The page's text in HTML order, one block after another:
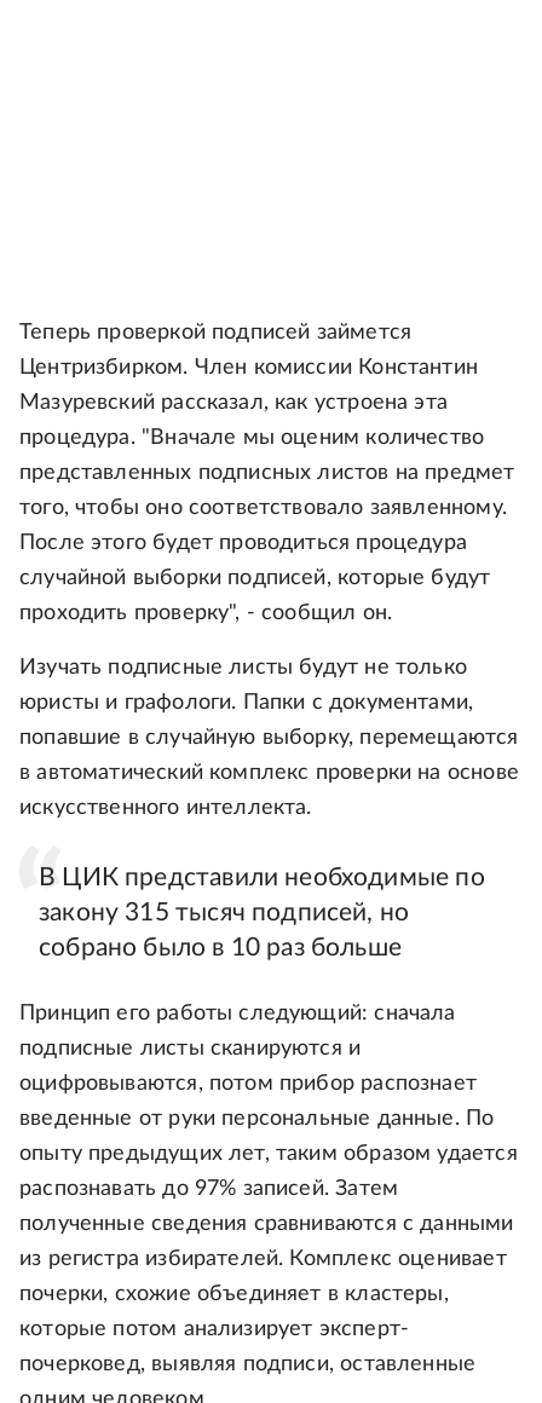
Теперь проверкой подписей займется
Центризбирком. Член комиссии Константин
Мазуревский рассказал, как устроена эта
процедура. "Вначале мы оценим количество
представленных подписных листов на предмет
того, чтобы оно соответствовало заявленному.
После этого будет проводиться процедура
случайной выборки подписей, которые будут
проходить проверку", - сообщил он.
Изучать подписные листы будут не только
юристы и графологи. Папки с документами,
попавшие в случайную выборку, перемещаются
в автоматический комплекс проверки на основе
искусственного интеллекта.
В ЦИК представили необходимые по
закону 315 тысяч подписей, но
собрано было в 10 раз больше
Принцип его работы следующий: сначала
подписные листы сканируются и
оцифровываются, потом прибор распознает
введенные от руки персональные данные. По
опыту предыдущих лет, таким образом удается
распознавать до 97% записей. Затем
полученные сведения сравниваются с данными
из регистра избирателей. Комплекс оценивает
почерки, схожие объединяет в кластеры,
которые потом анализирует эксперт-
почерковед, выявляя подписи, оставленные